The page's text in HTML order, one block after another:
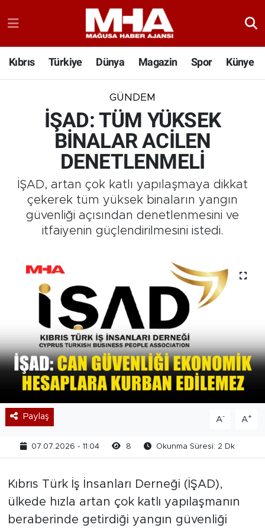
Kıbrıs Türkiye Dünya Magazin Spor Künye
GÜNDEM
İŞAD: TÜM YÜKSEK
BİNALAR ACİLEN
DENETLENMELİ
İŞAD, artan çok katlı yapılaşmaya dikkat
çekerek tüm yüksek binaların yangın
güvenliği açısından denetlenmesini ve
itfaiyenin güçlendirilmesini istedi.
Paylaş A- A+
07.07.2026 - 11:04 8 Okunma Süresi: 2 Dk
Kıbrıs Türk İş İnsanları Derneği (İŞAD),
ülkede hızla artan çok katlı yapılaşmanın
beraberinde getirdiği yangın güvenliği